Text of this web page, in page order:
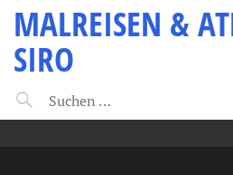
MALREISEN &
SIRO